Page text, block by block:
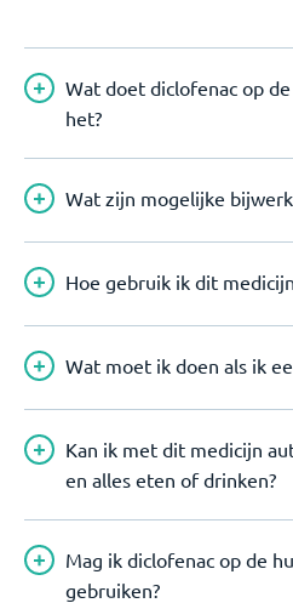
Wat doet diclofenac op
het?
Wat zijn mogelijke
Hoe gebruik ik dit
Wat moet ik doen als ik
Kan ik met dit medicijn
en alles eten of drinken?
Mag ik diclofenac op de
gebruiken?